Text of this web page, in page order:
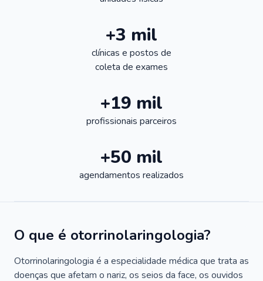
+3 mil
clínicas e postos de
coleta de exames
+19 mil
profissionais parceiros
+50 mil
agendamentos realizados
O que é otorrinolaringologia?
Otorrinolaringologia é a especialidade médica que trata as
doenças que afetam o nariz, os seios da face, os ouvidos